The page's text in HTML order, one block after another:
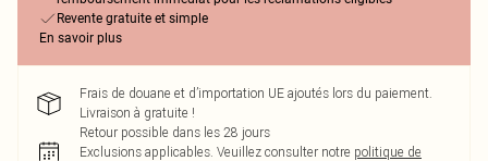
Revente gratuite et simple
En savoir plus
Frais de douane et d’importation UE ajoutés lors du paiement.
Livraison à gratuite !
Retour possible dans les 28 jours
Exclusions applicables. Veuillez consulter notre politique de